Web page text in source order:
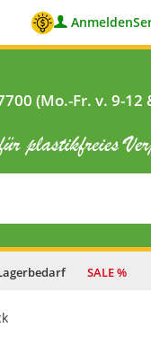
Anmelden
(Mo.-Fr. v. 9-12
SALE %